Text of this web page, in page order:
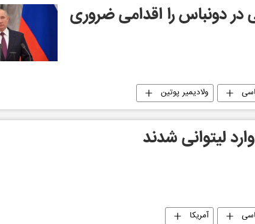
در دونباس را اقدامی ضروری
ولادیمیر پوتین
آمریکا